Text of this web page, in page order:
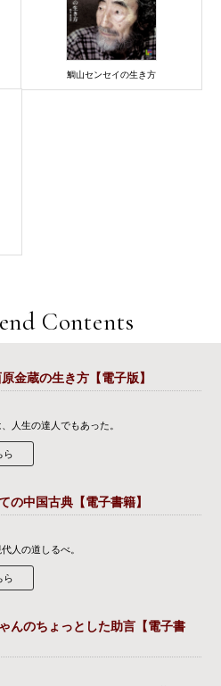
鯛山センセイの生き方
Contents
金蔵の生き方【電子版】
人生の達人でもあった。
ら
の中国古典【電子書籍】
人の道しるべ。
ら
んのちょっとした助言【電子書